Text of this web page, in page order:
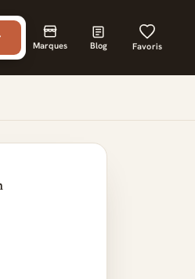
Marques Blog Favoris